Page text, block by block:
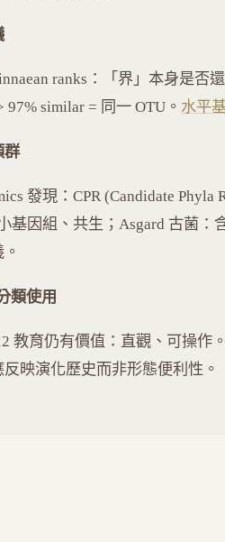
ranks：「界」本身是否
97% similar = 同一 OTU。 水平
群
發現：CPR (Candidate Phyla
基因組、共生；Asgard 古菌
類使用
教育仍有價值：直觀、可操作
映演化歷史而非形態便利性。